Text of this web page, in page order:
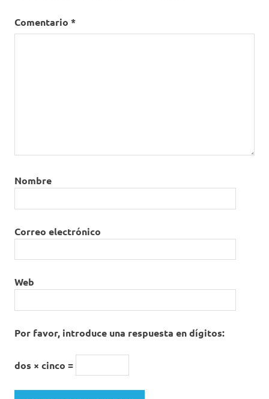
Comentario *
Nombre
Correo electrónico
Web
Por favor, introduce una respuesta en dígitos:
dos × cinco =